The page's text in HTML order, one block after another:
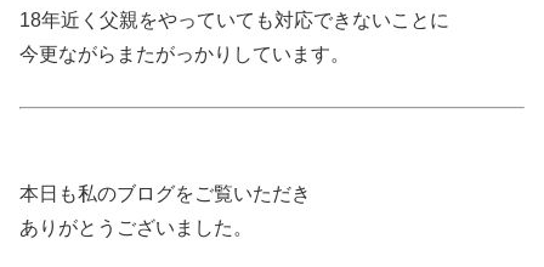
18年近く父親をやっていても対応できないことに
今更ながらまたがっかりしています。
本日も私のブログをご覧いただき
ありがとうございました。